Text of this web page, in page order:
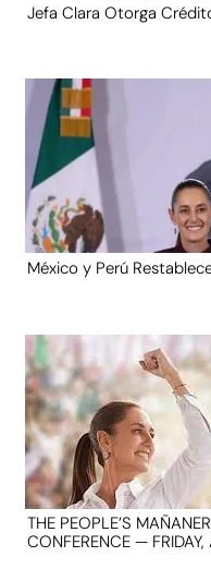
Jefa Clara Otorga
México y Perú
THE PEOPLE’S
CONFERENCE —